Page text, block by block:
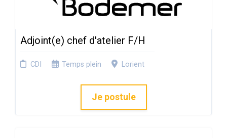
Adjoint(e) chef d'atelier F/H
CDI Temps plein Lorient
Je postule